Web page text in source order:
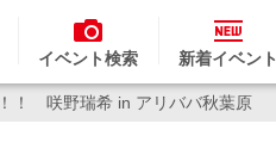
イベント検索 新着イベント
！ 咲野瑞希 in アリババ秋葉原